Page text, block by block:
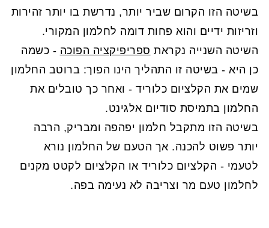
בשיטה הזו הקרום שביר יותר, נדרשת בו יותר זהירות
וזריזות ידיים והוא פחות דומה לחלמון המקורי.
השיטה השנייה נקראת ספריפיקציה הפוכה - כשמה
כן היא - בשיטה זו התהליך הינו הפוך: ברוטב החלמון
שמים את הקלציום כלוריד - ואחר כך טובלים את
החלמון בתמיסת סודיום אלגינט.
בשיטה הזו מתקבל חלמון יפהפה ומבריק, הרבה
יותר פשוט להכנה. אך הטעם של החלמון נורא
לטעמי - הקלציום כלוריד או הקלציום לקטט מקנים
לחלמון טעם מר וצריבה לא נעימה בפה.